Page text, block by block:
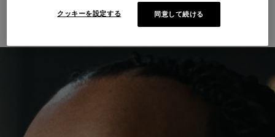
界と出会う
クッキーを設定する 同意して続ける